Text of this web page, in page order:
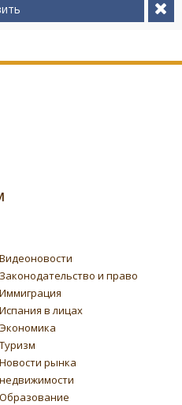
Видеоновости
Законодательство и право
Иммиграция
Испания в лицах
Экономика
Туризм
Новости рынка
недвижимости
Образование